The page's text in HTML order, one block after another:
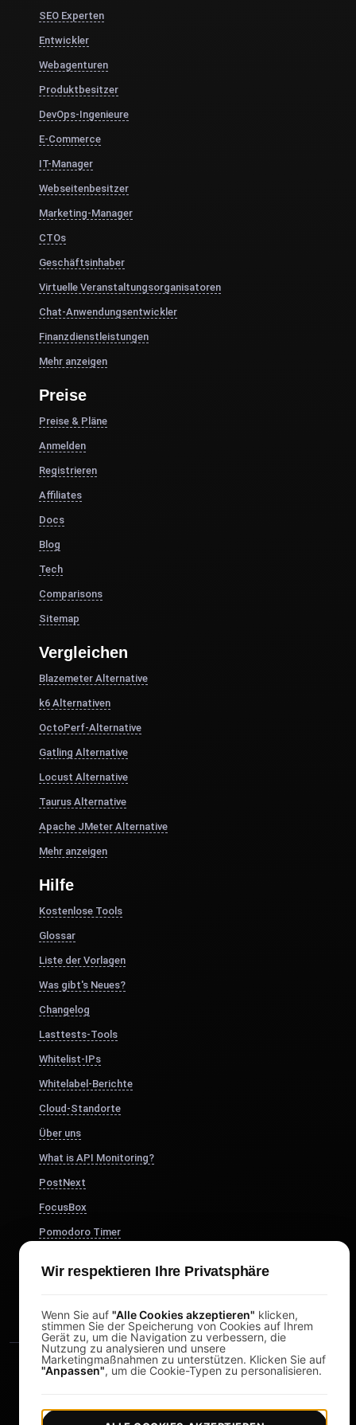
SEO Experten
Entwickler
Webagenturen
Produktbesitzer
DevOps-Ingenieure
E-Commerce
IT-Manager
Webseitenbesitzer
Marketing-Manager
CTOs
Geschäftsinhaber
Virtuelle Veranstaltungsorganisatoren
Chat-Anwendungsentwickler
Finanzdienstleistungen
Mehr anzeigen
Preise
Preise & Pläne
Anmelden
Registrieren
Affiliates
Docs
Blog
Tech
Comparisons
Sitemap
Vergleichen
Blazemeter Alternative
k6 Alternativen
OctoPerf-Alternative
Gatling Alternative
Locust Alternative
Taurus Alternative
Apache JMeter Alternative
Mehr anzeigen
Hilfe
Kostenlose Tools
Glossar
Liste der Vorlagen
Was gibt's Neues?
Changelog
Lasttests-Tools
Whitelist-IPs
Whitelabel-Berichte
Cloud-Standorte
Über uns
What is API Monitoring?
PostNext
FocusBox
Pomodoro Timer
DesignerBox
Wir respektieren Ihre Privatsphäre
Wenn Sie auf "Alle Cookies akzeptieren" klicken,
stimmen Sie der Speicherung von Cookies auf Ihrem
Gerät zu, um die Navigation zu verbessern, die
Nutzung zu analysieren und unsere
Marketingmaßnahmen zu unterstützen. Klicken Sie auf
"Anpassen", um die Cookie-Typen zu personalisieren.